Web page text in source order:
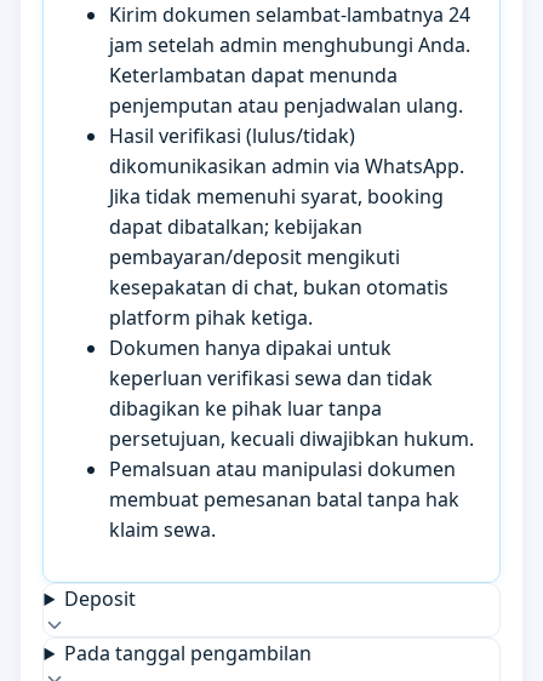
Kirim dokumen selambat-lambatnya 24
jam setelah admin menghubungi Anda.
Keterlambatan dapat menunda
penjemputan atau penjadwalan ulang.
Hasil verifikasi (lulus/tidak)
dikomunikasikan admin via WhatsApp.
Jika tidak memenuhi syarat, booking
dapat dibatalkan; kebijakan
pembayaran/deposit mengikuti
kesepakatan di chat, bukan otomatis
platform pihak ketiga.
Dokumen hanya dipakai untuk
keperluan verifikasi sewa dan tidak
dibagikan ke pihak luar tanpa
persetujuan, kecuali diwajibkan hukum.
Pemalsuan atau manipulasi dokumen
membuat pemesanan batal tanpa hak
klaim sewa.
Deposit
Pada tanggal pengambilan